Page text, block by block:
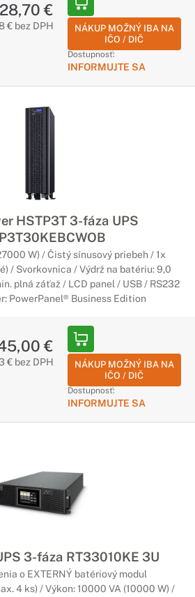
aj rôzne inteligentné riešenia.
vzdialenú kontrolu a správu,
ktorý vás poinformuje o
čase. K dispozícii je široké
zdroje
vymeniteľné batérie
výkon systému. V prípade potreby je
batérie, vďaka náhradným
pre záložné zdroje
vášho záložného
záložný zdroj CyberPower na vami
si nadštandardné služby od
počas celej doby životnosti
€
€ bez DPH
NÁKUP MOŽNÝ IBA NA
IČO / DIČ
Dostupnosť:
INFORMUJTE SA
HSTP3T 3-fáza UPS
W) / Čistý sínusový priebeh / 1x
/ Svorkovnica / Výdrž na batériu: 9,0
plná záťaž / LCD panel / USB / RS232
PowerPanel® Business Edition
€
€ bez DPH
NÁKUP MOŽNÝ IBA NA
IČO / DIČ
Dostupnosť:
INFORMUJTE SA
3-fáza RT33010KE 3U
o EXTERNÝ batériový modul
4 ks) / Výkon: 10000 VA (10000 W) /